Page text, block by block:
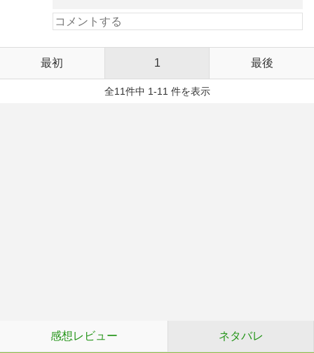
最初 1 最後
全11件中 1-11 件を表示
感想レビュー ネタバレ